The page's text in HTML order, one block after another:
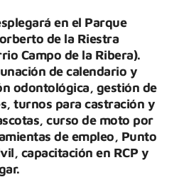
en el Parque
de la Riestra
Campo de la Ribera).
de calendario y
odontológica, gestión de
turnos para castración y
curso de moto por
de empleo, Punto
capacitación en RCP y